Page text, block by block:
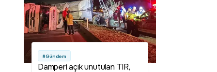
#Gündem
Damperi açık unutulan TIR,